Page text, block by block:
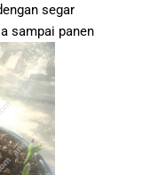
segar
sampai panen